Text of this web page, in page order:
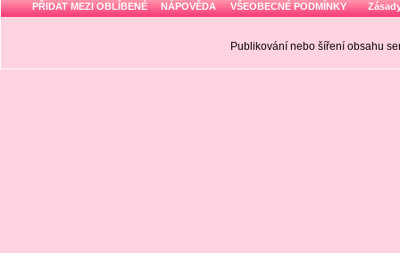
PŘIDAT MEZI OBLÍBENÉ NÁPOVĚDA VŠEOBECNÉ PODMÍNKY
Publikování nebo šíření obsahu